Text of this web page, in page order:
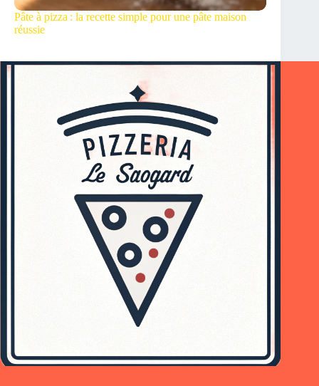
Pâte à pizza : la recette simple pour une pâte maison
réussie